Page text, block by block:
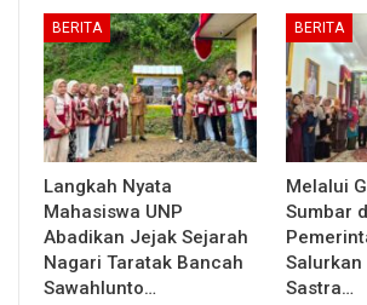
BERITA
Langkah Nyata
Mahasiswa UNP
Abadikan Jejak Sejarah
Nagari Taratak Bancah
Sawahlunto…
BERITA
Melalui
Sumbar
Salurkan
Sastra…